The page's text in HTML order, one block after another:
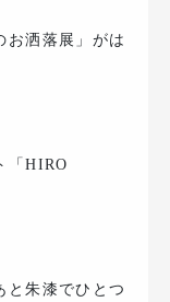
お洒落展」がは
「HIRO
と朱漆でひとつ